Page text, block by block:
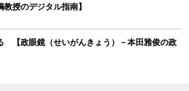
授のデジタル指南】
【政眼鏡（せいがんきょう）－本田雅俊の政